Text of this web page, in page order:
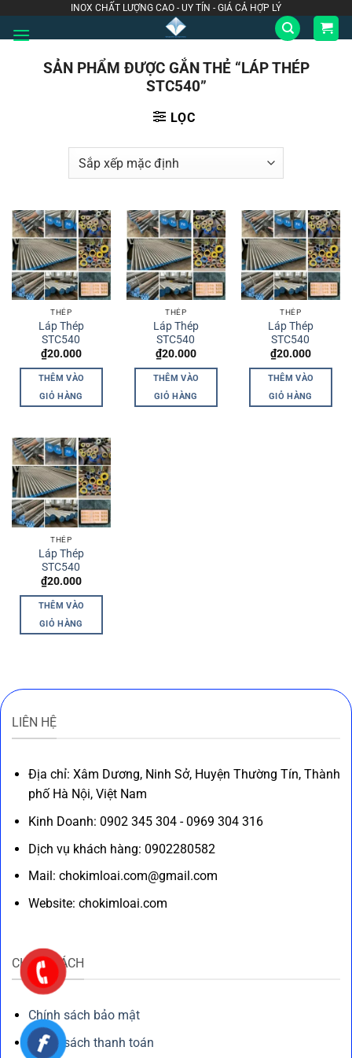
qua
INOX CHẤT LƯỢNG CAO - UY TÍN - GIÁ CẢ HỢP LÝ
SẢN PHẨM ĐƯỢC GẮN THẺ “LÁP THÉP
STC540”
LỌC
THÉP
Láp Thép
STC540
₫20.000
THÊM VÀO
GIỎ HÀNG
THÉP
Láp Thép
STC540
₫20.000
THÊM VÀO
GIỎ HÀNG
THÉP
Láp Thép
STC540
₫20.000
THÊM VÀO
GIỎ HÀNG
THÉP
Láp Thép
STC540
₫20.000
THÊM VÀO
GIỎ HÀNG
LIÊN HỆ
Địa chỉ: Xâm Dương, Ninh Sở, Huyện Thường Tín, Thành
phố Hà Nội, Việt Nam
Kinh Doanh: 0902 345 304 - 0969 304 316
Dịch vụ khách hàng: 0902280582
Mail: chokimloai.com@gmail.com
Website: chokimloai.com
CHÍNH SÁCH
Chính sách bảo mật
Chính sách thanh toán